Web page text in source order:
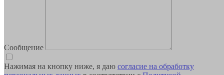
Сообщение
Нажимая на кнопку ниже, я даю согласие на обработку